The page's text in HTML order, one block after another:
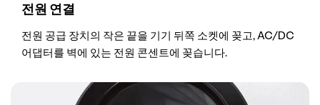
전원 연결
전원 공급 장치의 작은 끝을 기기 뒤쪽 소켓에 꽂고, AC/DC
어댑터를 벽에 있는 전원 콘센트에 꽂습니다.